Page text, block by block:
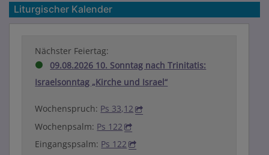
Liturgischer Kalender
Nächster Feiertag:
09.08.2026 10. Sonntag nach Trinitatis:
Israelsonntag „Kirche und Israel“
Wochenspruch: Ps 33,12
Wochenpsalm: Ps 122
Eingangspsalm: Ps 122